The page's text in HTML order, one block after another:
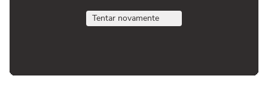
Tentar novamente